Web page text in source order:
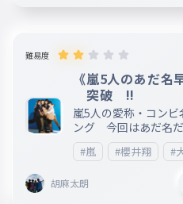
難易度
《嵐5人のあだ
突破 ‼️
嵐5人の愛称・コン
ング 今回はあだ名だよ! にの / まつじゅん /
くん / あいばちゃん
い / あいばまさき /
! みんなはどのあだ名がすき？コメントで教えてね
#嵐 #櫻井翔 #
胡麻太朗